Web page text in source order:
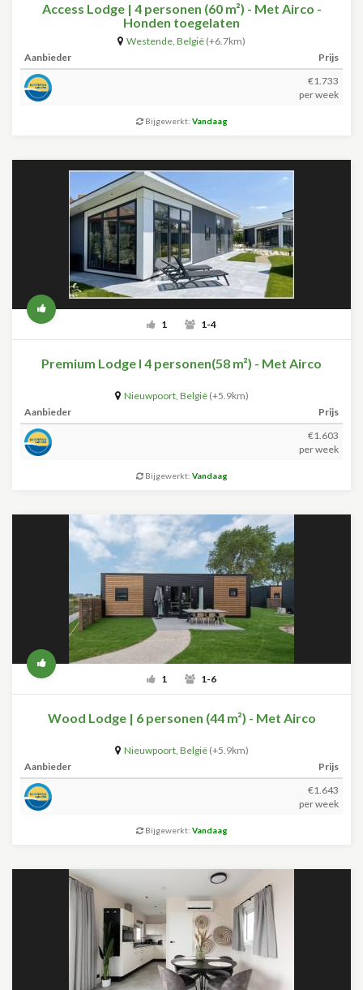
Access Lodge | 4 personen (60 m²) - Met Airco -
Honden toegelaten
Westende, België (+6.7km)
Aanbieder
Prijs
€1.733
per week
Bijgewerkt: Vandaag
1 1-4
Premium Lodge I 4 personen(58 m²) - Met Airco
Nieuwpoort, België (+5.9km)
Aanbieder
Prijs
€1.603
per week
Bijgewerkt: Vandaag
1 1-6
Wood Lodge | 6 personen (44 m²) - Met Airco
Nieuwpoort, België (+5.9km)
Aanbieder
Prijs
€1.643
per week
Bijgewerkt: Vandaag